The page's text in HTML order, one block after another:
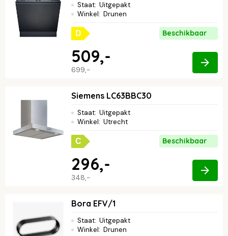
Staat: Uitgepakt
Winkel: Drunen
D Beschikbaar
699,-
509,-
Siemens LC63BBC30
Staat: Uitgepakt
Winkel: Utrecht
C Beschikbaar
348,-
296,-
Bora EFV/1
Staat: Uitgepakt
Winkel: Drunen